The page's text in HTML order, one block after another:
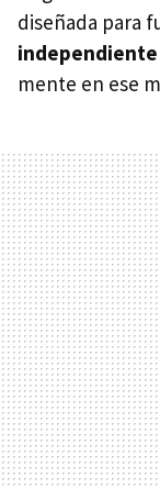
diseñada para
independiente
mente en ese